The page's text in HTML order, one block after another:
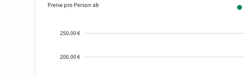
Preise pro Person ab
250.00 €
200.00 €